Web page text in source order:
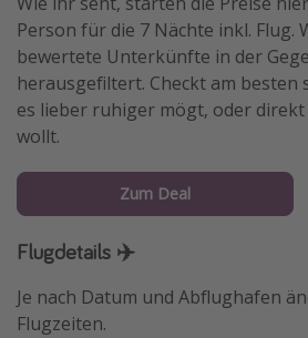
Person für die 7 Nächte inkl. Flug.
bewertete Unterkünfte in der
herausgefiltert. Checkt am besten
es lieber ruhiger mögt, oder direkt
wollt.
Zum Deal
Flugdetails ✈️
Je nach Datum und Abflughafen
Flugzeiten.